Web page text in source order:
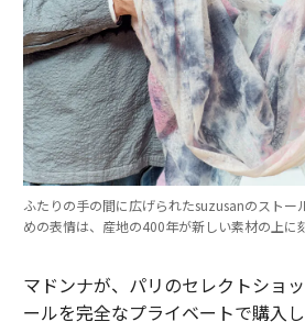
ふたりの手の間に広げられたsuzusanのストー
めの表情は、産地の400年が新しい素材の上に
マドンナが、パリのセレクトショ
ールを完全なプライベートで購入